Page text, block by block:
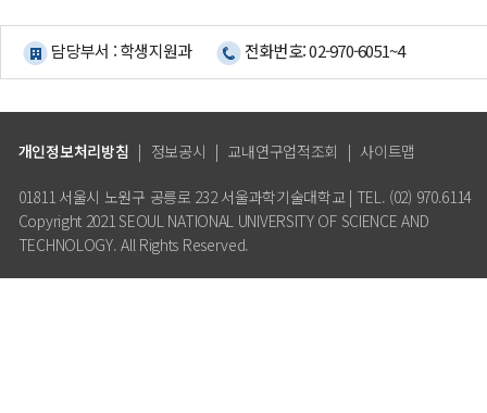
담당부서 : 학생지원과 전화번호: 02-970-6051~4
개인정보처리방침 | 정보공시 | 교내연구업적조회 | 사이트맵
01811 서울시 노원구 공릉로 232 서울과학기술대학교 | TEL. (02) 970.6114
Copyright 2021 SEOUL NATIONAL UNIVERSITY OF SCIENCE AND
TECHNOLOGY. All Rights Reserved.